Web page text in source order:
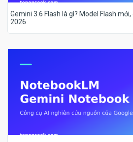
Gemini 3.6 Flash là gì? Model Flash
2026